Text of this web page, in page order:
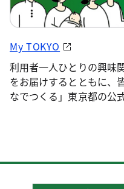
My TOKYO
利用者一人ひとりの興味
をお届けするとともに、
なでつくる」東京都の公